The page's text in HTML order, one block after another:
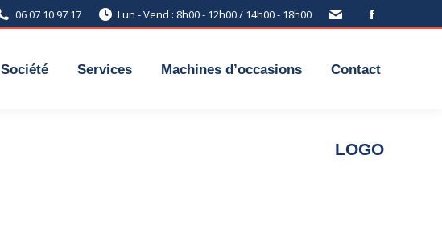
06 07 10 97 17 Lun - Vend : 8h00 - 12h00 / 14h00 - 18h00
Société Services Machines d’occasions Contact
LOGO